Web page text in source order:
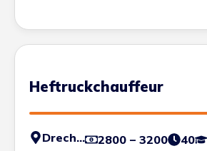
Heftruckchauffeur
Drechtsteden 2800 – 3200 40